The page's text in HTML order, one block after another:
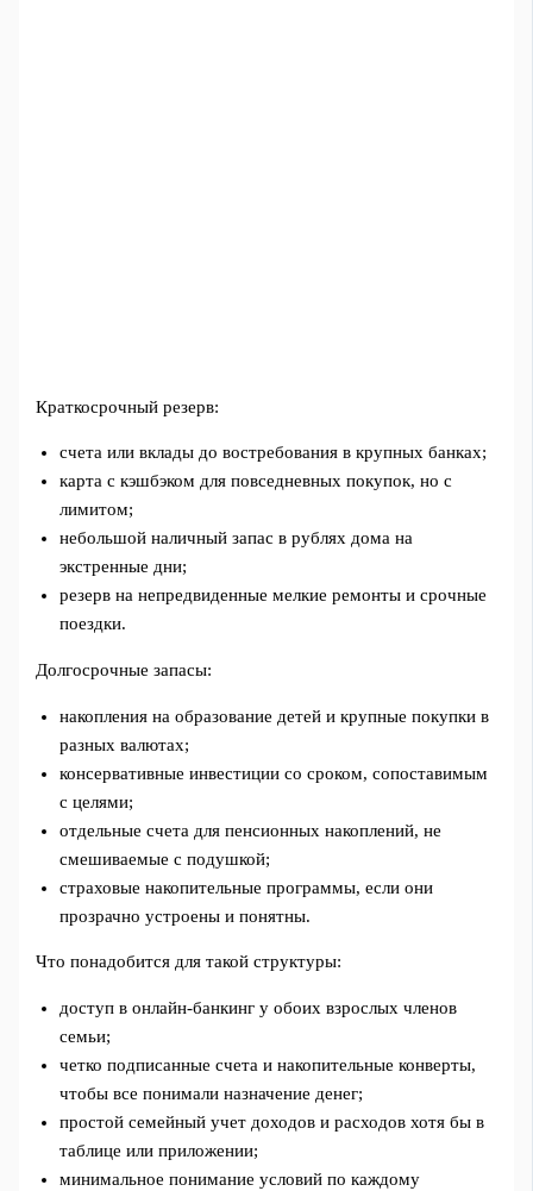
Краткосрочный резерв:
счета или вклады до востребования в крупных банках;
карта с кэшбэком для повседневных покупок, но с
лимитом;
небольшой наличный запас в рублях дома на
экстренные дни;
резерв на непредвиденные мелкие ремонты и срочные
поездки.
Долгосрочные запасы:
накопления на образование детей и крупные покупки в
разных валютах;
консервативные инвестиции со сроком, сопоставимым
с целями;
отдельные счета для пенсионных накоплений, не
смешиваемые с подушкой;
страховые накопительные программы, если они
прозрачно устроены и понятны.
Что понадобится для такой структуры:
доступ в онлайн-банкинг у обоих взрослых членов
семьи;
четко подписанные счета и накопительные конверты,
чтобы все понимали назначение денег;
простой семейный учет доходов и расходов хотя бы в
таблице или приложении;
минимальное понимание условий по каждому